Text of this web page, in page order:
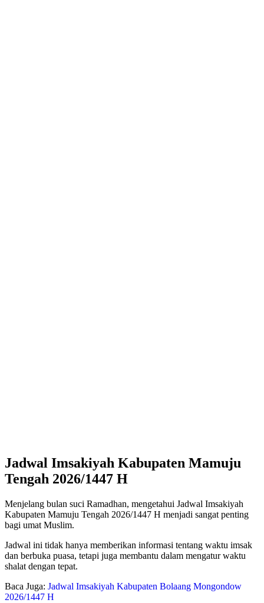
Jadwal Imsakiyah Kabupaten Mamuju
Tengah 2026/1447 H
Menjelang bulan suci Ramadhan, mengetahui Jadwal Imsakiyah
Kabupaten Mamuju Tengah 2026/1447 H menjadi sangat penting
bagi umat Muslim.
Jadwal ini tidak hanya memberikan informasi tentang waktu imsak
dan berbuka puasa, tetapi juga membantu dalam mengatur waktu
shalat dengan tepat.
Baca Juga: Jadwal Imsakiyah Kabupaten Bolaang Mongondow
2026/1447 H